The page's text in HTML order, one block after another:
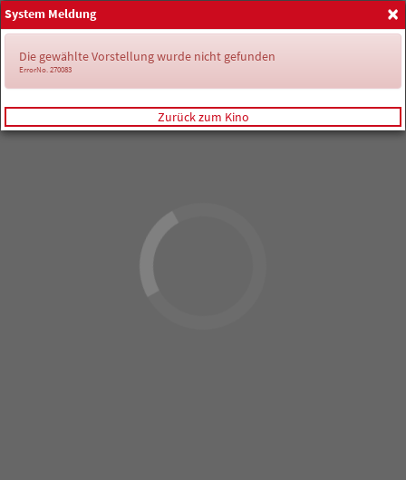
Anmelden
×
System Meldung
Die gewählte Vorstellung wurde nicht gefunden
ErrorNo. 270083
Zurück zum Kino